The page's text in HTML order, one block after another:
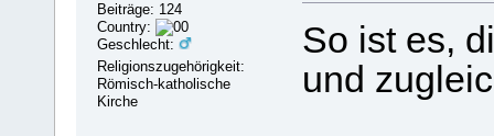
Beiträge: 124
Country:
Geschlecht:
Religionszugehörigkeit:
Römisch-katholische
Kirche
So ist es,
und